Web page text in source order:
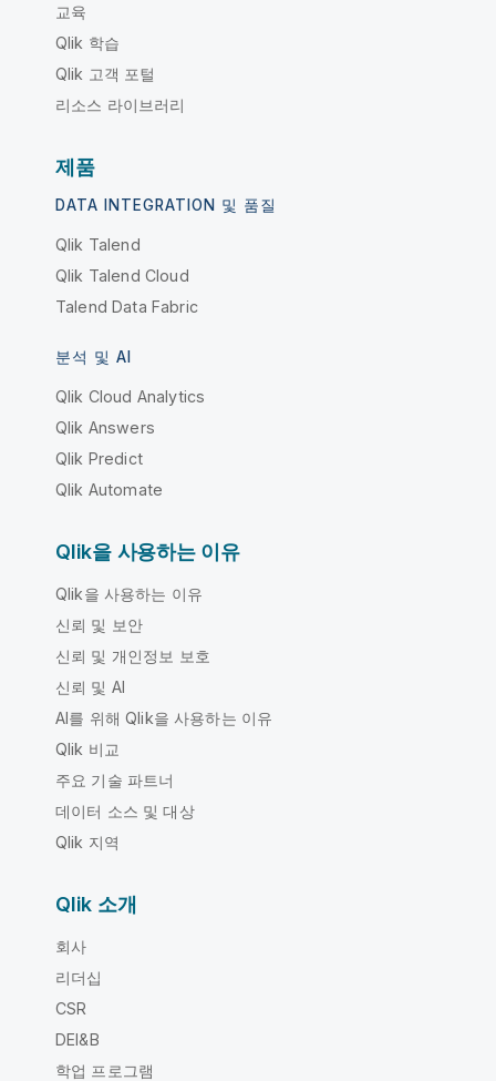
교육
Qlik 학습
Qlik 고객 포털
리소스 라이브러리
제품
DATA INTEGRATION 및 품질
Qlik Talend
Qlik Talend Cloud
Talend Data Fabric
분석 및 AI
Qlik Cloud Analytics
Qlik Answers
Qlik Predict
Qlik Automate
Qlik을 사용하는 이유
Qlik을 사용하는 이유
신뢰 및 보안
신뢰 및 개인정보 보호
신뢰 및 AI
AI를 위해 Qlik을 사용하는 이유
Qlik 비교
주요 기술 파트너
데이터 소스 및 대상
Qlik 지역
Qlik 소개
회사
리더십
CSR
DEI&B
학업 프로그램